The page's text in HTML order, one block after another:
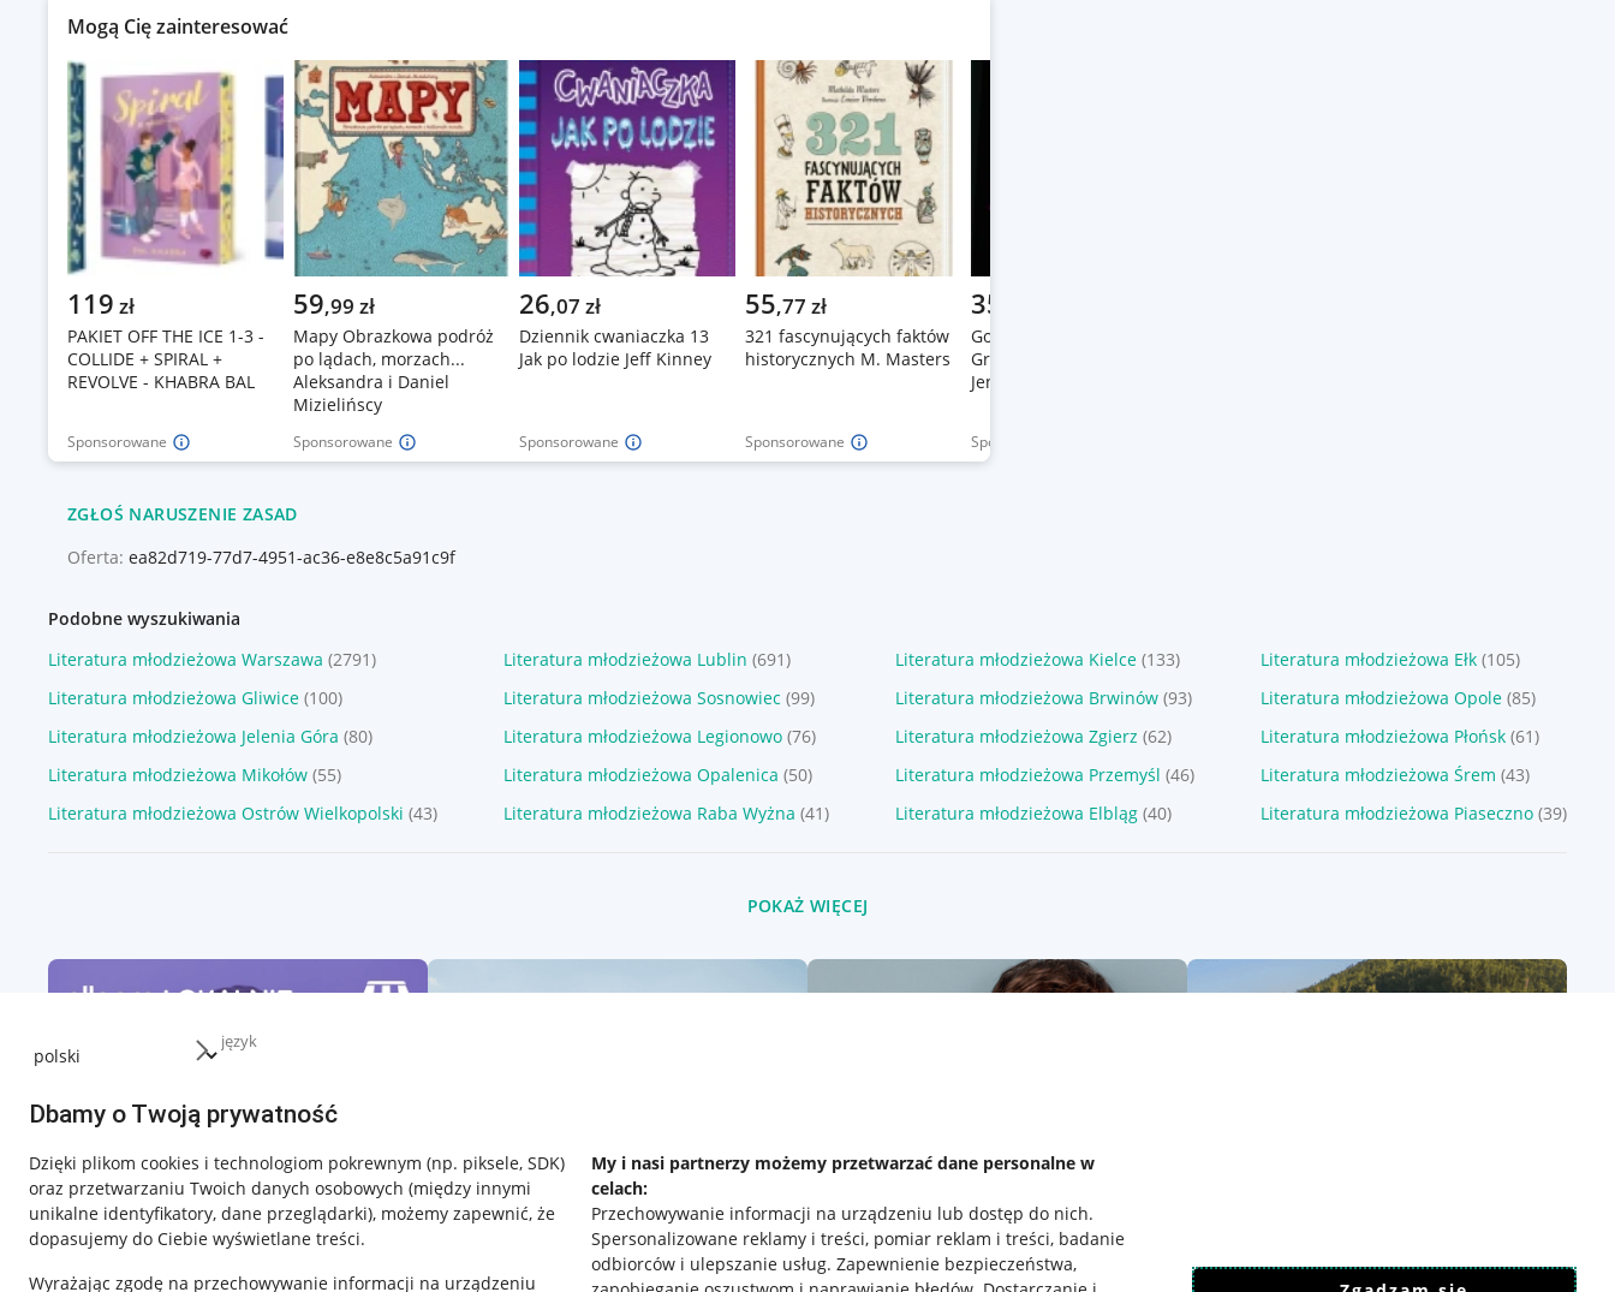
język
Dbamy o Twoją prywatność
Dzięki plikom cookies i technologiom pokrewnym (np. piksele, SDK)
oraz przetwarzaniu Twoich danych osobowych (między innymi
unikalne identyfikatory, dane przeglądarki), możemy zapewnić, że
dopasujemy do Ciebie wyświetlane treści.
Wyrażając zgodę na przechowywanie informacji na urządzeniu
My i nasi partnerzy możemy przetwarzać dane personalne w
celach:
Przechowywanie informacji na urządzeniu lub dostęp do nich.
Spersonalizowane reklamy i treści, pomiar reklam i treści, badanie
odbiorców i ulepszanie usług. Zapewnienie bezpieczeństwa,
Mogą Cię zainteresować
Sponsorowane
119 zł
PAKIET OFF THE ICE 1-3 -
COLLIDE + SPIRAL +
REVOLVE - KHABRA BAL
Sponsorowane
59,99 zł
Mapy Obrazkowa podróż
po lądach, morzach...
Aleksandra i Daniel
Mizielińscy
Sponsorowane
26,07 zł
Dziennik cwaniaczka 13
Jak po lodzie Jeff Kinney
Sponsorowane
55,77 zł
321 fascynujących faktów
historycznych M. Masters
Sponsorowane
35
Godni rywale The
Grandest Game Tom 2
Jennifer Lynn Barnes
ZGŁOŚ NARUSZENIE ZASAD
Oferta: ea82d719-77d7-4951-ac36-e8e8c5a91c9f
Podobne wyszukiwania
Literatura młodzieżowa Warszawa (2791) Literatura młodzieżowa Lublin (691) Literatura młodzieżowa Kielce (133) Literatura młodzieżowa Ełk (105)
Literatura młodzieżowa Gliwice (100) Literatura młodzieżowa Sosnowiec (99) Literatura młodzieżowa Brwinów (93) Literatura młodzieżowa Opole (85)
Literatura młodzieżowa Jelenia Góra (80) Literatura młodzieżowa Legionowo (76) Literatura młodzieżowa Zgierz (62) Literatura młodzieżowa Płońsk (61)
Literatura młodzieżowa Mikołów (55) Literatura młodzieżowa Opalenica (50) Literatura młodzieżowa Przemyśl (46) Literatura młodzieżowa Śrem (43)
Literatura młodzieżowa Ostrów Wielkopolski (43) Literatura młodzieżowa Raba Wyżna (41) Literatura młodzieżowa Elbląg (40) Literatura młodzieżowa Piaseczno (39)
POKAŻ WIĘCEJ